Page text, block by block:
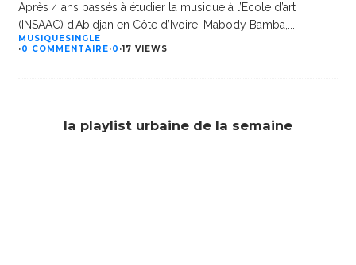
Après 4 ans passés à étudier la musique à l’Ecole d’art
(INSAAC) d’Abidjan en Côte d’Ivoire, Mabody Bamba,
MUSIQUESINGLE
·0 COMMENTAIRE·0 ·17 VIEWS
la playlist urbaine de la semaine